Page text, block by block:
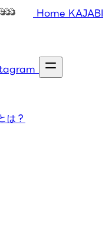
Home KAJABI
は？